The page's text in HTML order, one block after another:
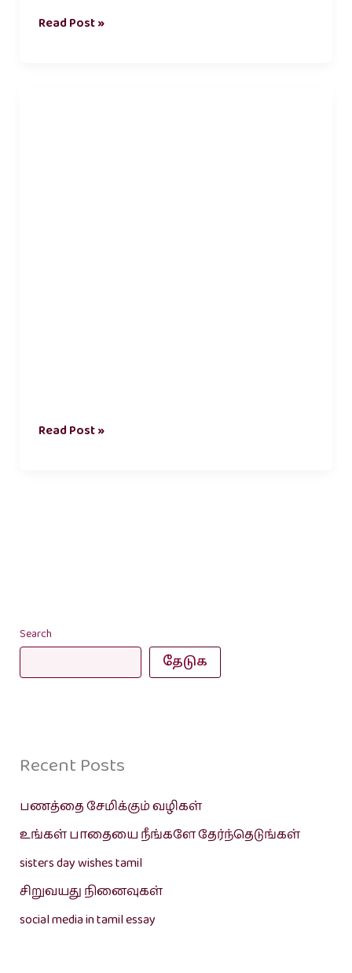
Read Post »
Read Post »
Search
தேடுக
Recent Posts
பணத்தை சேமிக்கும் வழிகள்
உங்கள் பாதையை நீங்களே தேர்ந்தெடுங்கள்
sisters day wishes tamil
சிறுவயது நினைவுகள்
social media in tamil essay